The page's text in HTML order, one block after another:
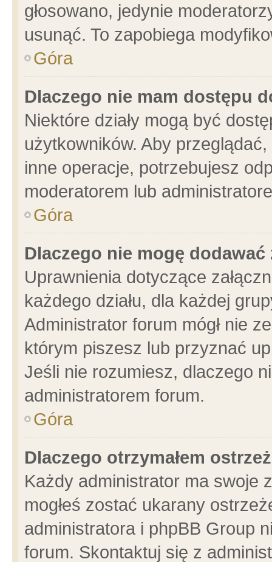
głosowano, jedynie
usunąć. To zapobiega
Góra
Dlaczego nie mam dostępu
Niektóre działy mogą być
użytkowników. Aby
inne operacje, potrzebujesz
moderatorem lub
Góra
Dlaczego nie mogę dodawać
Uprawnienia dotyczące
każdego działu, dla każdej
Administrator forum mógł nie
którym piszesz lub przyznać
Jeśli nie rozumiesz, dlaczego
administratorem forum.
Góra
Dlaczego otrzymałem
Każdy administrator ma swoje
mogłeś zostać ukarany
administratora i phpBB Group
forum. Skontaktuj się z